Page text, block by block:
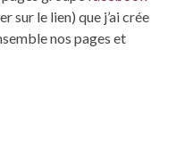
sur le lien) que j’ai crée
nos pages et